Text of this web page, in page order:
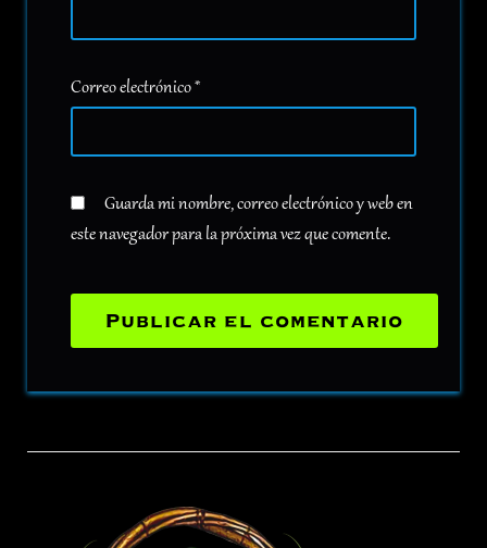
Correo electrónico*
Guarda mi nombre, correo electrónico y web en
este navegador para la próxima vez que comente.